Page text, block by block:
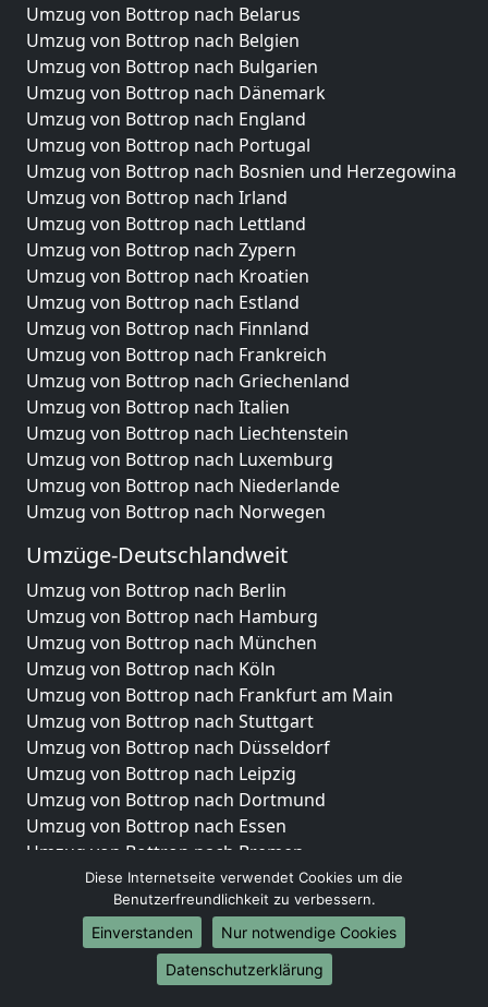
Umzug von Bottrop nach Belarus
Umzug von Bottrop nach Belgien
Umzug von Bottrop nach Bulgarien
Umzug von Bottrop nach Dänemark
Umzug von Bottrop nach England
Umzug von Bottrop nach Portugal
Umzug von Bottrop nach Bosnien und Herzegowina
Umzug von Bottrop nach Irland
Umzug von Bottrop nach Lettland
Umzug von Bottrop nach Zypern
Umzug von Bottrop nach Kroatien
Umzug von Bottrop nach Estland
Umzug von Bottrop nach Finnland
Umzug von Bottrop nach Frankreich
Umzug von Bottrop nach Griechenland
Umzug von Bottrop nach Italien
Umzug von Bottrop nach Liechtenstein
Umzug von Bottrop nach Luxemburg
Umzug von Bottrop nach Niederlande
Umzug von Bottrop nach Norwegen
Umzüge-Deutschlandweit
Umzug von Bottrop nach Berlin
Umzug von Bottrop nach Hamburg
Umzug von Bottrop nach München
Umzug von Bottrop nach Köln
Umzug von Bottrop nach Frankfurt am Main
Umzug von Bottrop nach Stuttgart
Umzug von Bottrop nach Düsseldorf
Umzug von Bottrop nach Leipzig
Umzug von Bottrop nach Dortmund
Umzug von Bottrop nach Essen
Umzug von Bottrop nach Bremen
Umzug von Bottrop nach Dresden
Umzug von Bottrop nach Hannover
Umzug von Bottrop nach Nürnberg
Umzug von Bottrop nach Duisburg
Umzug von Bottrop nach Bochum
Diese Internetseite verwendet Cookies um die
Benutzerfreundlichkeit zu verbessern.
Einverstanden
Nur notwendige Cookies
Datenschutzerklärung